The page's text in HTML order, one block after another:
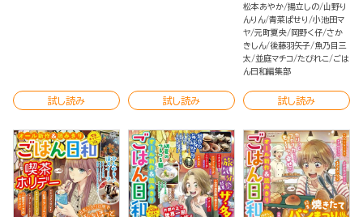
試し読み 試し読み
松本あやか 揚立しの 山野り
んりん 青菜ぱせり
小池田マ
ヤ 元町夏央 岡野く仔 さか
きしん 後藤羽矢子 魚乃目三
太
並庭マチコ たびれこ
ごは
ん日和編集部
試し読み